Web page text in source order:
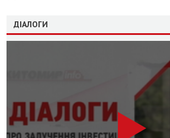
ДІАЛОГИ